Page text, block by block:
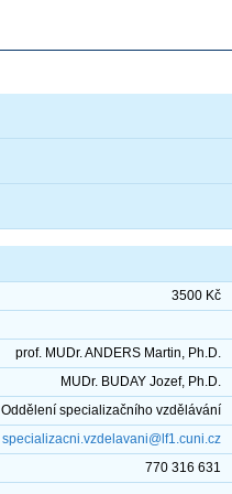
3500 Kč
prof. MUDr. ANDERS Martin, Ph.D.
MUDr. BUDAY Jozef, Ph.D.
Oddělení specializačního vzdělávání
specializacni.vzdelavani@lf1.cuni.cz
770 316 631